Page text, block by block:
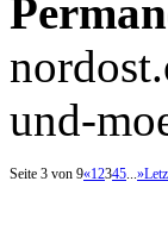
und-
Seite 3 von 9«12345...»